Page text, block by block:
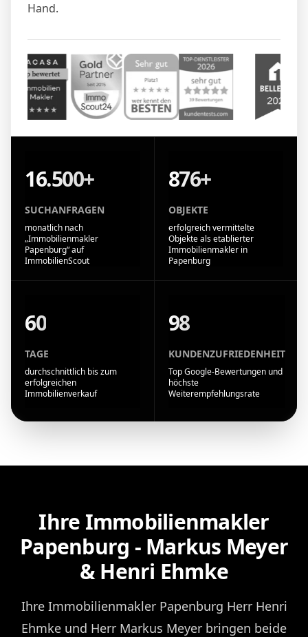
Hand.
16.500+
SUCHANFRAGEN
monatlich nach
„Immobilienmakler
Papenburg“ auf
ImmobilienScout
876+
OBJEKTE
erfolgreich vermittelte
Objekte als etablierter
Immobilienmakler in
Papenburg
60
TAGE
durchschnittlich bis zum
erfolgreichen
Immobilienverkauf
98
KUNDENZUFRIEDENHEIT
Top Google-Bewertungen und
höchste
Weiterempfehlungsrate
Ihre Immobilienmakler
Papenburg - Markus Meyer
& Henri Ehmke
Ihre Immobilienmakler Papenburg Herr Henri
Ehmke und Herr Markus Meyer bringen beide